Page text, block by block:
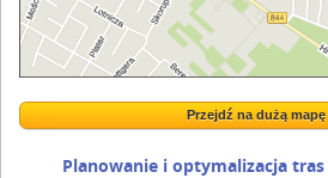
Wstaw tę mapkę na swoją stronę
Przejdź na dużą mapę
Przejdź na dużą mapę
Planowanie i optymalizacja